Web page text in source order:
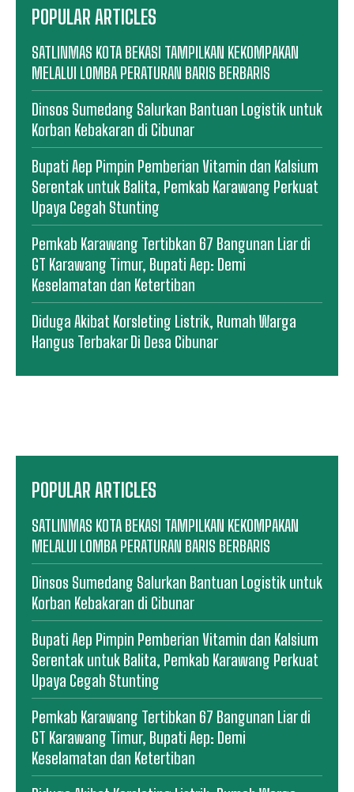
POPULAR ARTICLES
SATLINMAS KOTA BEKASI TAMPILKAN KEKOMPAKAN
MELALUI LOMBA PERATURAN BARIS BERBARIS
Dinsos Sumedang Salurkan Bantuan Logistik untuk
Korban Kebakaran di Cibunar
Bupati Aep Pimpin Pemberian Vitamin dan Kalsium
Serentak untuk Balita, Pemkab Karawang Perkuat
Upaya Cegah Stunting
Pemkab Karawang Tertibkan 67 Bangunan Liar di
GT Karawang Timur, Bupati Aep: Demi
Keselamatan dan Ketertiban
Diduga Akibat Korsleting Listrik, Rumah Warga
Hangus Terbakar Di Desa Cibunar
POPULAR ARTICLES
SATLINMAS KOTA BEKASI TAMPILKAN KEKOMPAKAN
MELALUI LOMBA PERATURAN BARIS BERBARIS
Dinsos Sumedang Salurkan Bantuan Logistik untuk
Korban Kebakaran di Cibunar
Bupati Aep Pimpin Pemberian Vitamin dan Kalsium
Serentak untuk Balita, Pemkab Karawang Perkuat
Upaya Cegah Stunting
Pemkab Karawang Tertibkan 67 Bangunan Liar di
GT Karawang Timur, Bupati Aep: Demi
Keselamatan dan Ketertiban